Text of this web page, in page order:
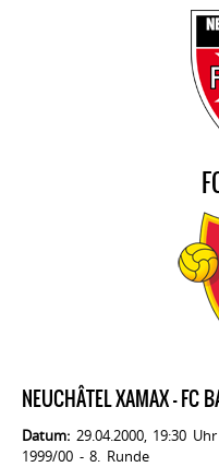
NEUCHÂTEL XAMAX - FC
Datum: 29.04.2000, 19:30
1999/00 - 8. Runde